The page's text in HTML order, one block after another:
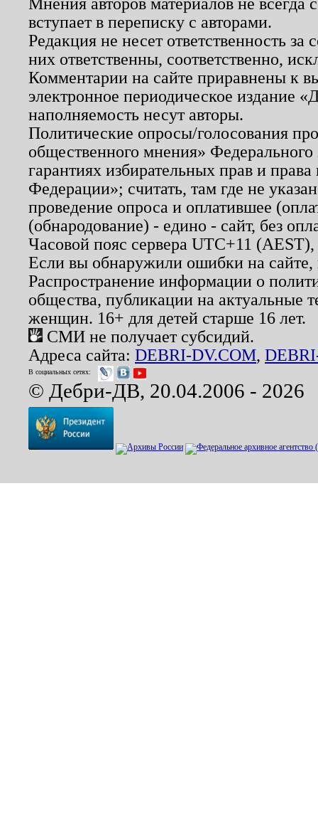
вступает в переписку с авторами.
Редакция не несет ответственность
них ответственны, соответственно,
Комментарии на сайте приравнены к
электронное периодическое издание
наполняемость несут авторы.
Политические опросы/голосования
общественного мнения»
гарантиях избирательных прав и
Федерации»; считать, там где не
проведение опроса и оплатившее
(обнародование) - едино - сайт, без
Часовой пояс сервера UTC+11
Если вы обнаружили ошибки на
Распространение информации о
общества, публикации на актуальные
женщин. 16+ для детей старше 16 лет.
СМИ не получает субсидий.
Адреса сайта: DEBRI-DV.COM,
В социальных сетях:
© Дебри-ДВ, 20.04.2006 - 2026